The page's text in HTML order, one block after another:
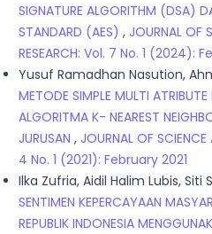
SIGNATURE ALGORITHM (DSA)
STANDARD (AES) , JOURNAL OF
RESEARCH: Vol. 7 No. 1 (2024):
Yusuf Ramadhan Nasution,
METODE SIMPLE MULTI
ALGORITMA K- NEAREST
JURUSAN , JOURNAL OF
4 No. 1 (2021): February 2021
Ilka Zufria, Aidil Halim Lubis, Siti
SENTIMEN KEPERCAYAAN
REPUBLIK INDONESIA